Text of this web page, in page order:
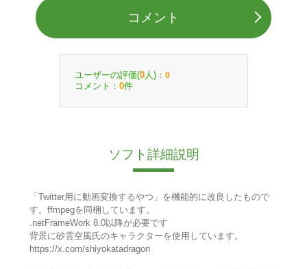
コメント
ユーザーの評価(0 人)： 0
コメント： 0件
ソフト詳細説明
「Twitter用に動画変換するやつ」を機能的に改良したもので
す。ffmpegを同梱しています。
.netFrameWork 8.0以降が必要です
背景に砂雲空風氏のキャラクターを使用しています。
https://x.com/shiyokatadragon